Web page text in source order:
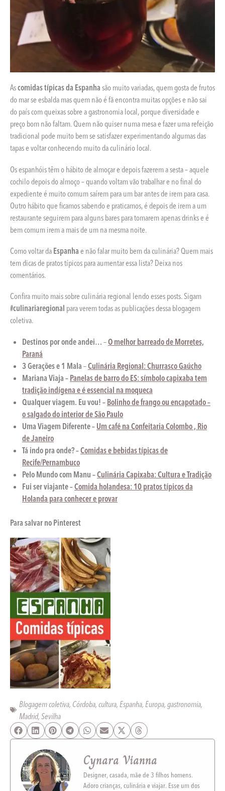
Ascomidas típicas da Espanha são muito variadas, quem gosta de frutos
do mar se esbalda mas quem não é fã encontra muitas opções e não sai
do país com queixas sobre a gastronomia local, porque diversidade e
preço bom não faltam. Quem não quiser numa mesa e fazer uma refeição
tradicional pode muito bem se satisfazer experimentando algumas das
tapas e voltar conhecendo muito da culinário local.
Os espanhóis têm o hábito de almoçar e depois fazerem a sesta – aquele
cochilo depois do almoço – quando voltam vão trabalhar e no final do
expediente é muito comum saírem para um bar antes de irem para casa.
Outro hábito que ficamos sabendo e praticamos, é depois de irem a um
restaurante seguirem para alguns bares para tomarem apenas drinks e é
bem comum irem a mais de um na mesma noite.
Como voltar da Espanha e não falar muito bem da culinária? Quem mais
tem dicas de pratos típicos para aumentar essa lista? Deixa nos
comentários.
Confira muito mais sobre culinária regional lendo esses posts. Sigam
#culinariaregional para verem todas as publicações dessa blogagem
coletiva.
Destinos por onde andei… –O melhor barreado de Morretes,
Paraná
3 Gerações e 1 Mala –Culinária Regional: Churrasco Gaúcho
Mariana Viaja – Panelas de barro do ES: símbolo capixaba tem
tradição indígena e é essencial na moqueca
Qualquer viagem. Eu vou! – Bolinho de frango ou encapotado –
o salgado do interior de São Paulo
Uma Viagem Diferente – Um café na Confeitaria Colombo , Rio
de Janeiro
Tá indo pra onde? –Comidas e bebidas típicas de
Recife/Pernambuco
Pelo Mundo com Manu –Culinária Capixaba: Cultura e Tradição
Fui ser viajante –Comida holandesa: 10 pratos típicos da
Holanda para conhecer e provar
Para salvar no Pinterest
Blogagem coletiva, Córdoba, cultura, Espanha, Europa, gastronomia,
Madrid, Sevilha
Cynara Vianna
Designer, casada, mãe de 3 filhos homens.
Adoro crianças, culinária e viajar. Esse um dos